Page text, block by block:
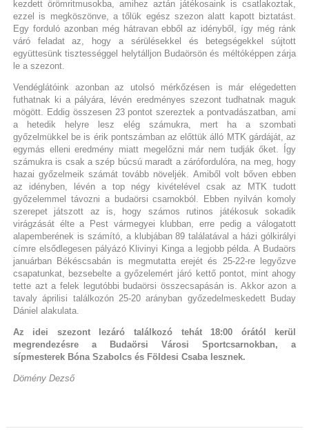
kezdett örömritmusokba, amihez aztán játékosaink is csatlakoztak,
ezzel is megköszönve, a tőlük egész szezon alatt kapott biztatást.
Egy forduló azonban még hátravan ebből az idényből, így még ránk
váró feladat az, hogy a sérülésekkel és betegségekkel sújtott
együttesünk tisztességgel helytálljon Budaörsön és méltóképpen zárja
le a szezont.
Vendéglátóink azonban az utolsó mérkőzésen is már elégedetten
futhatnak ki a pályára, lévén eredményes szezont tudhatnak maguk
mögött. Eddig összesen 23 pontot szereztek a pontvadászatban, ami
a hetedik helyre lesz elég számukra, mert ha a szombati
győzelmükkel be is érik pontszámban az előttük álló MTK gárdáját, az
egymás elleni eredmény miatt megelőzni már nem tudják őket. Így
számukra is csak a szép búcsú maradt a zárófordulóra, na meg, hogy
hazai győzelmeik számát tovább növeljék. Amiből volt bőven ebben
az idényben, lévén a top négy kivételével csak az MTK tudott
győzelemmel távozni a budaörsi csarnokból. Ebben nyilván komoly
szerepet játszott az is, hogy számos rutinos játékosuk sokadik
virágzását élte a Pest vármegyei klubban, erre pedig a válogatott
alapemberének is számító, a klubjában 89 találatával a házi gólkirályi
címre elsődlegesen pályázó Klivinyi Kinga a legjobb példa. A Budaörs
januárban Békéscsabán is megmutatta erejét és 25-22-re legyőzve
csapatunkat, bezsebelte a győzelemért járó kettő pontot, mint ahogy
tette azt a felek legutóbbi budaörsi összecsapásán is. Akkor azon a
tavaly áprilisi találkozón 25-20 arányban győzedelmeskedett Buday
Dániel alakulata.
Az idei szezont lezáró találkozó tehát 18:00 órától kerül
megrendezésre a Budaörsi Városi Sportcsarnokban, a
sípmesterek Bóna Szabolcs és Földesi Csaba lesznek.
Dömény Dezső